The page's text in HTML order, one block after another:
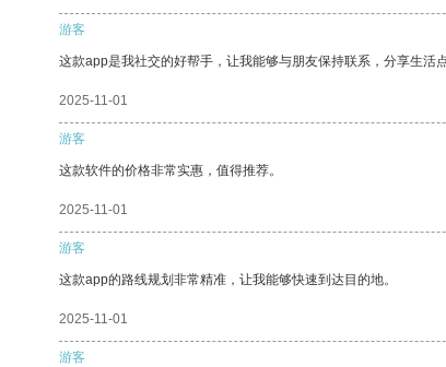
游客
这款app是我社交的好帮手，让我能够与朋友保持联系，分享生活点
2025-11-01
游客
这款软件的价格非常实惠，值得推荐。
2025-11-01
游客
这款app的路线规划非常精准，让我能够快速到达目的地。
2025-11-01
游客